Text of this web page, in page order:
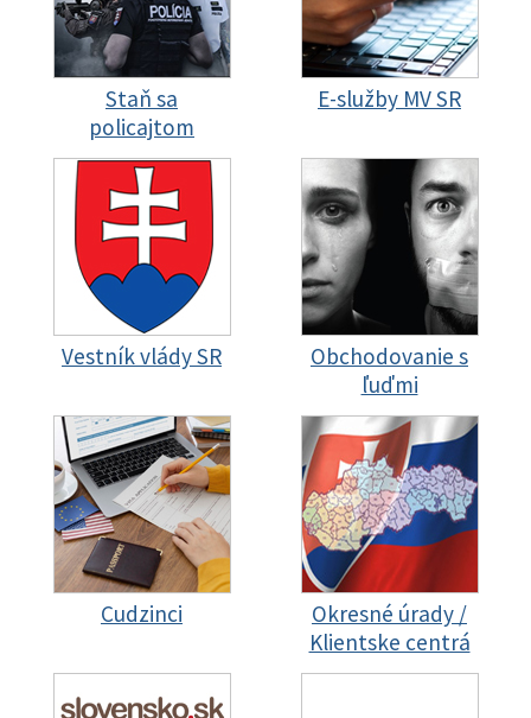
Staň sa
policajtom
E-služby MV SR
Vestník vlády SR
Obchodovanie s
ľuďmi
Cudzinci
Okresné úrady /
Klientske centrá